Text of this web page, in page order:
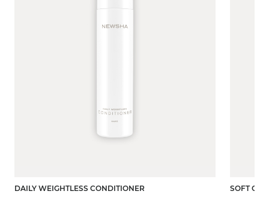
250 ml
DAILY WEIGHTLESS CONDITIONER
50 ml SOFT